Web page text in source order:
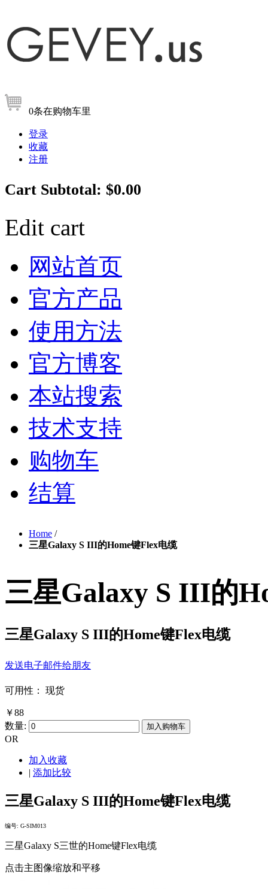
0条在购物车里
登录
收藏
注册
Cart Subtotal: $0.00
Edit cart
网站首页
官方产品
使用方法
官方博客
本站搜索
技术支持
购物车
结算
Home /
三星Galaxy S III的Home键Flex电缆
三星Galaxy S III的
三星Galaxy S III的Home键Flex电缆
发送电子邮件给朋友
可用性： 现货
￥88
数量:
加入购物车
OR
加入收藏
| 添加比较
三星Galaxy S III的Home键Flex电缆
编号: G-SIM013
三星Galaxy S三世的Home键Flex电缆
点击主图像缩放和平移